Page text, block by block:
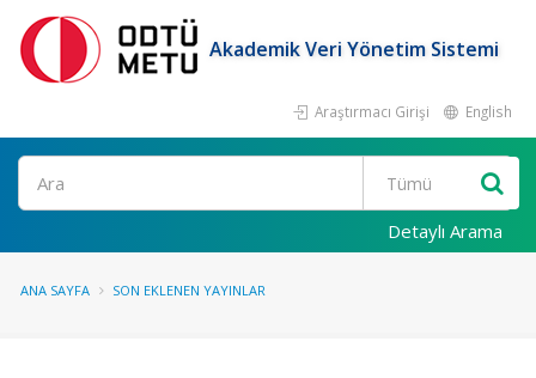
Akademik Veri Yönetim Sistemi
Araştırmacı Girişi English
Ara
Detaylı Arama
ANA SAYFA SON EKLENEN YAYINLAR